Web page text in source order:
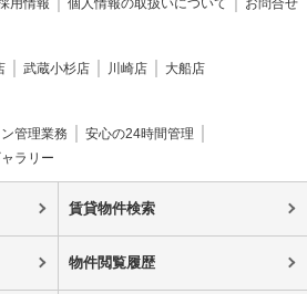
武蔵小杉店 川崎店 大船店
管理業務
安心の24時間管理
ラリー
賃貸物件検索
物件閲覧履歴